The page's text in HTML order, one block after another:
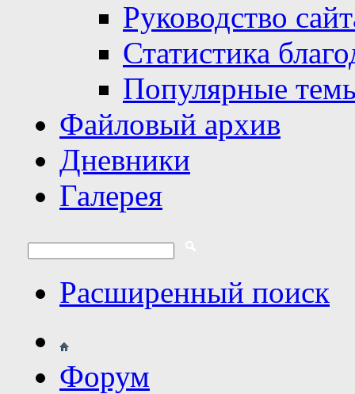
Руководство
Статистика
Популярные
Файловый архив
Дневники
Галерея
Расширенный поиск
Форум